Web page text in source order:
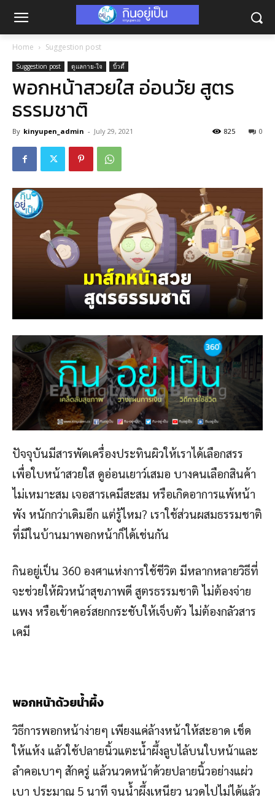
Home Suggestion post
Suggestion post ดูแลกาย-ใจ บิ้วตี้
พอกหน้าสวยใส อ่อนวัย สูตร
ธรรมชาติ
By kinyupen_admin - July 29, 2021 0
825
ปัจจุบันมีสารพัดเครื่องประทินผิวให้เราได้เลือกสรร
เพื่อใบหน้าสวยใส ดูอ่อนเยาว์เสมอ บางคนเลือกสินค้า
ไม่เหมาะสม เจอสารเคมีสะสม หรือเกิดอาการแพ้หน้า
พัง หนักกว่าเดิมอีก แต่รู้ไหม? เราใช้ส่วนผสมธรรมชาติ
ที่มีในบ้านมาพอกหน้าก็ได้เช่นกัน
กินอยู่เป็น 360 องศาแห่งการใช้ชีวิต มีหลากหลายวิธีที่
จะช่วยให้ผิวหน้าสุขภาพดี สูตรธรรมชาติ ไม่ต้องจ่าย
แพง หรือเข้าคอร์สยกกระชับให้เจ็บตัว ไม่ต้องกลัวสาร
เคมี
พอกหน้าด้วยน้ำผึ้ง
วิธีการพอกหน้าง่ายๆ เพียงแค่ล้างหน้าให้สะอาด เช็ด
ให้แห้ง แล้วใช้ปลายนิ้วแตะน้ำผึ้งลูบไล้บนใบหน้าและ
ลำคอเบาๆ สักครู่ แล้วนวดหน้าด้วยปลายนิ้วอย่างแผ่ว
เบา ประมาณ 5 นาที จนน้ำผึ้งเหนียว นวดไปไม่ได้แล้ว